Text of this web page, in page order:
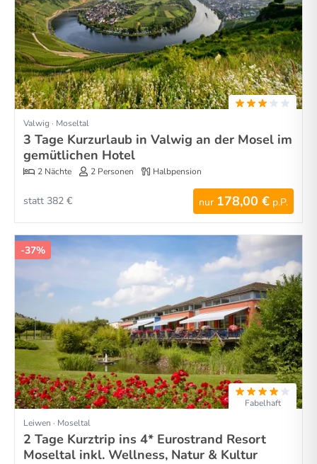
Valwig · Moseltal
3 Tage Kurzurlaub in Valwig an der Mosel im
gemütlichen Hotel
2 Nächte 2 Personen Halbpension
nur 178,00 € p.P.
statt 382 €
-37%
Fabelhaft
Leiwen · Moseltal
2 Tage Kurztrip ins 4* Eurostrand Resort
Moseltal inkl. Wellness, Natur & Kultur